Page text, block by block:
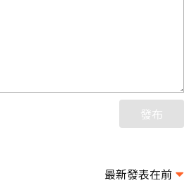
發布
最新發表在前